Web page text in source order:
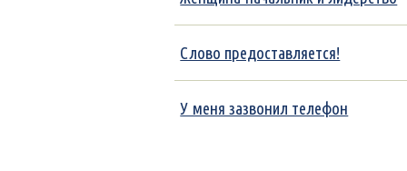
Слово предоставляется!
У меня зазвонил телефон